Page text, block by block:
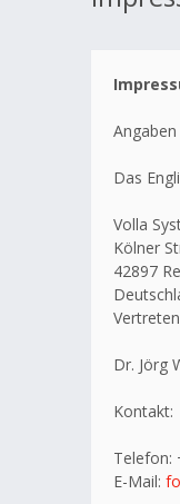
Das
Volla
Kölner
42897
Dr. Jörg
Kontakt:
Telefon:
E-Mail: